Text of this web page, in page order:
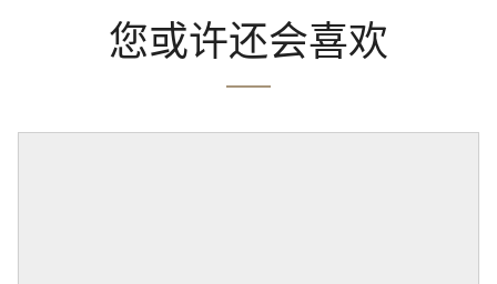
您或许还会喜欢